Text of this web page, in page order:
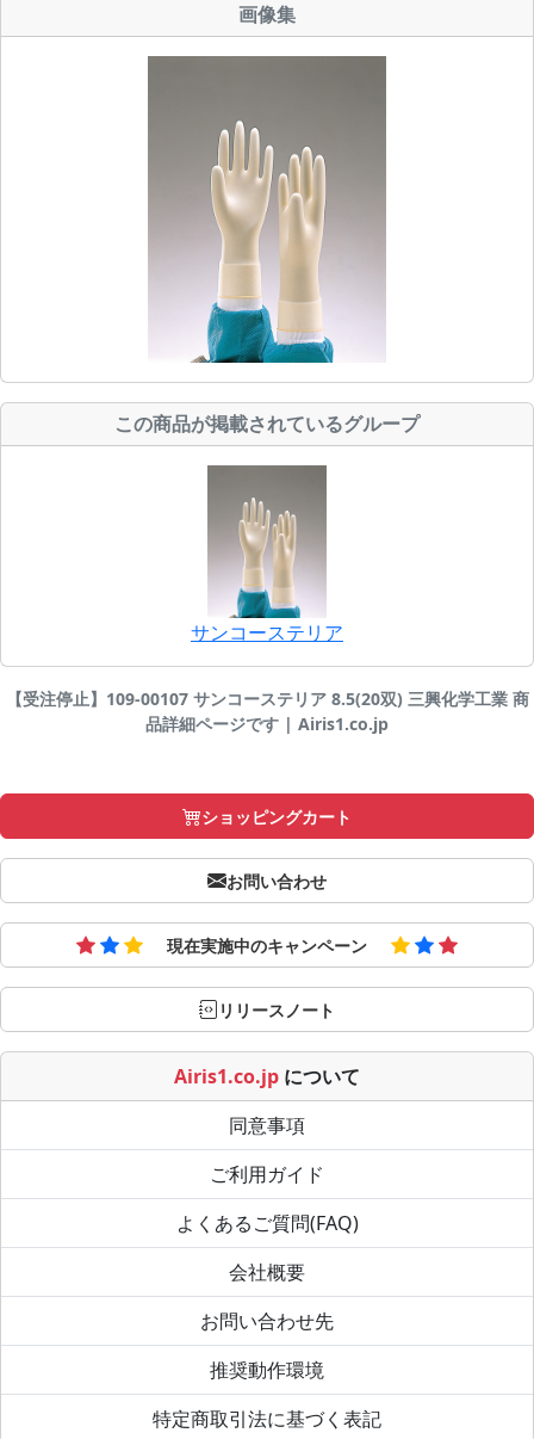
画像集
この商品が掲載されているグループ
サンコーステリア
【受注停止】109-00107 サンコーステリア 8.5(20双) 三興化学工業 商
品詳細ページです | Airis1.co.jp
ショッピングカート
お問い合わせ
現在実施中のキャンペーン
リリースノート
Airis1.co.jp について
同意事項
ご利用ガイド
よくあるご質問(FAQ)
会社概要
お問い合わせ先
推奨動作環境
特定商取引法に基づく表記